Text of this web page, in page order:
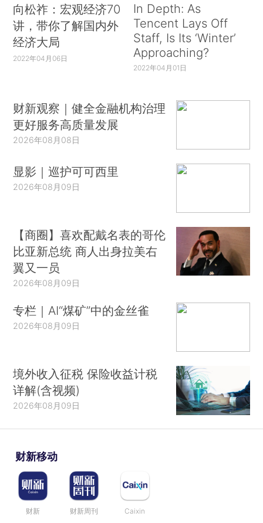
向松祚：宏观经济70
讲，带你了解国内外
经济大局
2022年04月06日
In Depth: As
Tencent Lays Off
Staff, Is Its ‘Winter’
Approaching?
2022年04月01日
财新观察｜健全金融机构治理
更好服务高质量发展
2026年08月08日
显影｜巡护可可西里
2026年08月09日
【商圈】喜欢配戴名表的哥伦
比亚新总统 商人出身拉美右
翼又一员
2026年08月09日
专栏｜AI“煤矿”中的金丝雀
2026年08月09日
境外收入征税 保险收益计税
详解(含视频)
2026年08月09日
财新移动
财新 财新周刊 Caixin